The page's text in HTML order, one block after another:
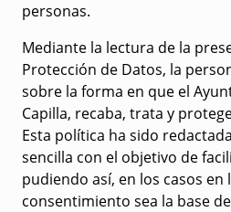
personas.
Mediante la lectura de la
Protección de Datos, la
sobre la forma en que el
Capilla, recaba, trata y
Esta política ha sido
sencilla con el objetivo de
pudiendo así, en los casos en
consentimiento sea la base